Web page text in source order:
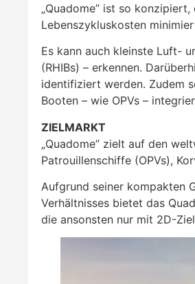
„Quadome” ist so
Lebenszykluskosten
Es kann auch kleinste Luft-
(RHIBs) – erkennen.
identifiziert werden. Zudem
Booten – wie OPVs –
ZIELMARKT
„Quadome” zielt auf den
Patrouillenschiffe (OPVs),
Aufgrund seiner kompakten
Verhältnisses bietet das
die ansonsten nur mit 2D-